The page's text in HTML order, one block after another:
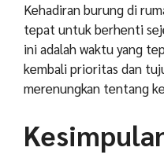
Kehadiran burung di
tepat untuk berhenti
ini adalah waktu yang
kembali prioritas dan
merenungkan tentang